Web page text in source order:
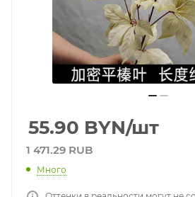
55.90 BYN/шт
1 471.29 RUB
Много